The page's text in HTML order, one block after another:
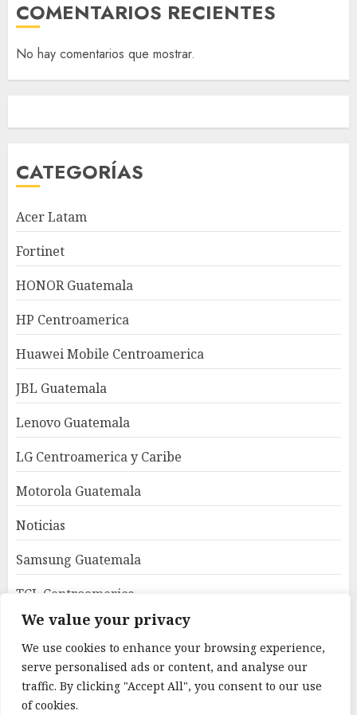
We value your privacy
We use cookies to enhance your browsing experience,
serve personalised ads or content, and analyse our
traffic. By clicking "Accept All", you consent to our use
of cookies.
COMENTARIOS RECIENTES
No hay comentarios que mostrar.
CATEGORÍAS
Acer Latam
Fortinet
HONOR Guatemala
HP Centroamerica
Huawei Mobile Centroamerica
JBL Guatemala
Lenovo Guatemala
LG Centroamerica y Caribe
Motorola Guatemala
Noticias
Samsung Guatemala
TCL Centroamerica
Uncategorized
World Latam
Xiaomi Guatemala